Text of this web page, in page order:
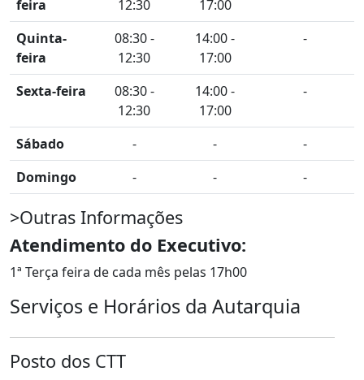
feira
12:30
17:00
Quinta-
feira
08:30 -
12:30
14:00 -
17:00
-
Sexta-feira
08:30 -
12:30
14:00 -
17:00
-
Sábado - -
-
Domingo
- - -
>Outras Informações
Atendimento do Executivo:
1ª Terça feira de cada mês pelas 17h00
Serviços e Horários da Autarquia
Posto dos CTT